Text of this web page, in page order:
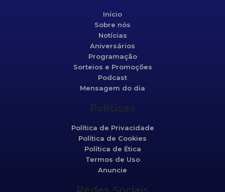
Início
Sobre nós
Notícias
Aniversários
Programação
Sorteios e Promoções
Podcast
Mensagem do dia
Políticas
Política de Privacidade
Política de Cookies
Política de Ética
Termos de Uso
Anuncie